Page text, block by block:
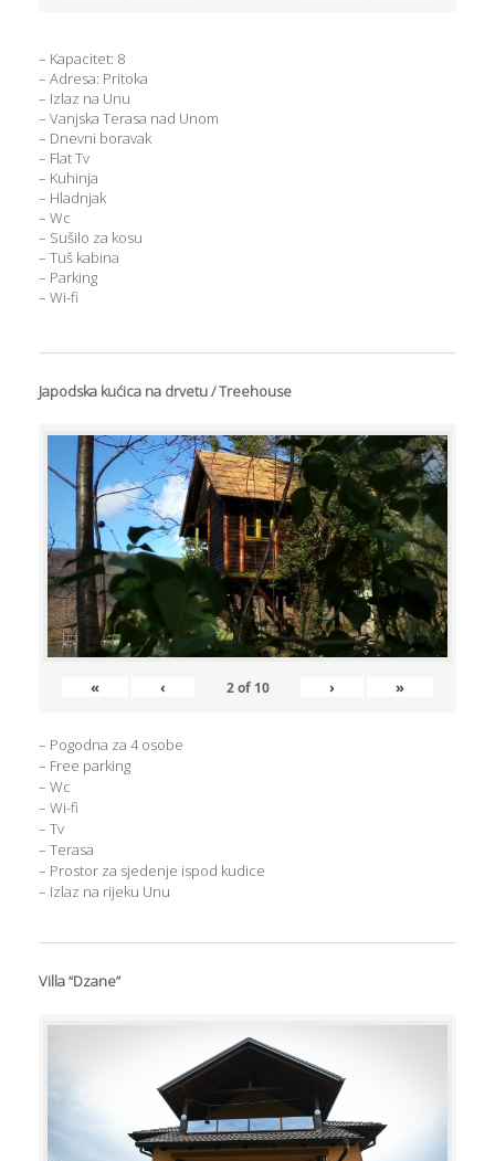
– Kapacitet: 8
– Adresa: Pritoka
– Izlaz na Unu
– Vanjska Terasa nad Unom
– Dnevni boravak
– Flat Tv
– Kuhinja
– Hladnjak
– Wc
– Sušilo za kosu
– Tuš kabina
– Parking
– Wi-fi
Japodska kućica na drvetu / Treehouse
« ‹ 2of 10 › »
– Pogodna za 4 osobe
– Free parking
– Wc
– Wi-fi
– Tv
– Terasa
– Prostor za sjedenje ispod kudice
– Izlaz na rijeku Unu
Villa “Dzane”